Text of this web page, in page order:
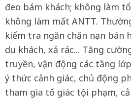
đeo bám khách; không làm
không làm mất ANTT.
kiểm tra ngăn chặn nạn bán
du khách, xả rác... Tăng
truyền, vận động các tầng
ý thức cảnh giác, chủ động
tham gia tố giác tội phạm,